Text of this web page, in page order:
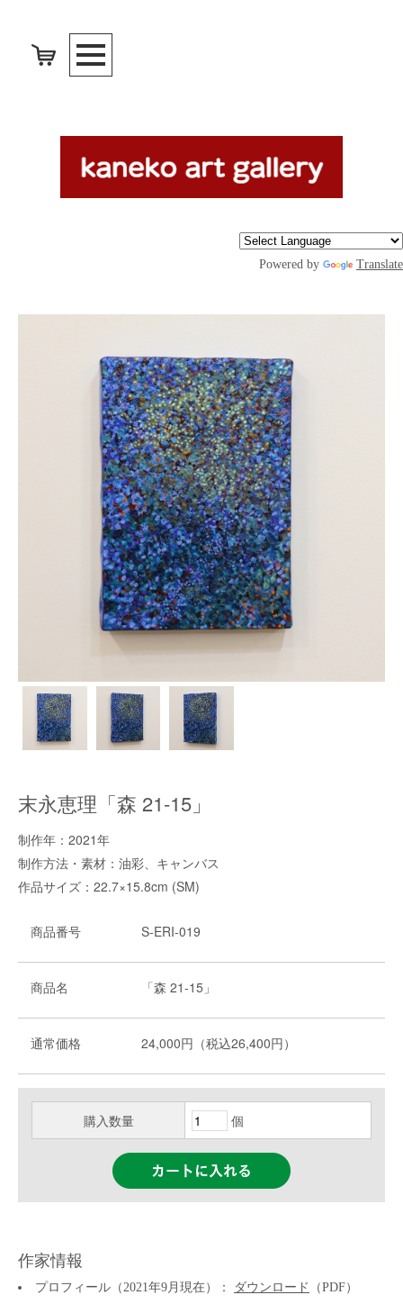
Powered by Translate
末永恵理「森 21-15」
制作年：2021年
制作方法・素材：油彩、キャンバス
作品サイズ：22.7×15.8cm (SM)
商品番号 S-ERI-019
商品名 「森 21-15」
通常価格 24,000円（税込26,400円）
購入数量 個
作家情報
プロフィール（2021年9月現在）： ダウンロード （PDF）